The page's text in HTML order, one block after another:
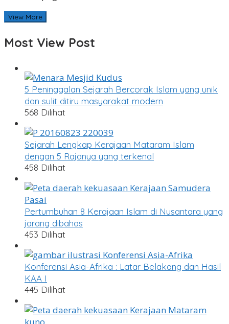
View More
Most View Post
5 Peninggalan Sejarah Bercorak Islam yang unik
dan sulit ditiru masyarakat modern
568 Dilihat
Sejarah Lengkap Kerajaan Mataram Islam
dengan 5 Rajanya yang terkenal
458 Dilihat
Pertumbuhan 8 Kerajaan Islam di Nusantara yang
jarang dibahas
453 Dilihat
Konferensi Asia-Afrika : Latar Belakang dan Hasil
KAA I
445 Dilihat